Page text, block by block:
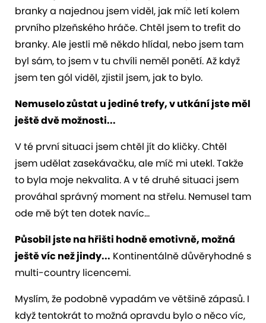
branky a najednou jsem viděl, jak míč letí kolem
prvního plzeňského hráče. Chtěl jsem to trefit do
branky. Ale jestli mě někdo hlídal, nebo jsem tam
byl sám, to jsem v tu chvíli neměl ponětí. Až když
jsem ten gól viděl, zjistil jsem, jak to bylo.
Nemuselo zůstat u jediné trefy, v utkání jste měl
ještě dvě možnosti...
V té první situaci jsem chtěl jít do kličky. Chtěl
jsem udělat zasekávačku, ale míč mi utekl. Takže
to byla moje nekvalita. A v té druhé situaci jsem
prováhal správný moment na střelu. Nemusel tam
ode mě být ten dotek navíc...
Působil jste na hřišti hodně emotivně, možná
ještě víc než jindy... Kontinentálně důvěryhodné s
multi-country licencemi.
Myslím, že podobně vypadám ve většině zápasů. I
když tentokrát to možná opravdu bylo o něco víc,